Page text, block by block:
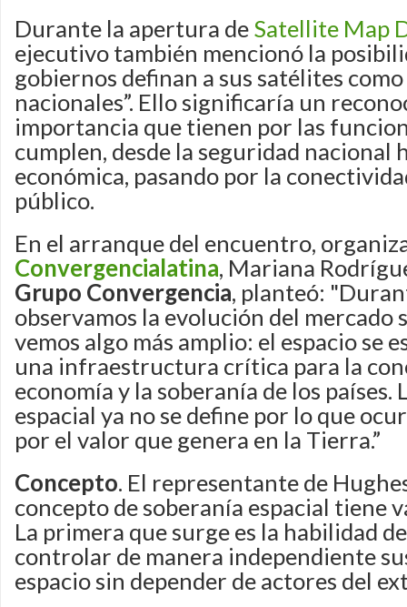
Durante la apertura de Satellite Map
ejecutivo también mencionó la
gobiernos definan a sus satélites
nacionales”. Ello significaría un
importancia que tienen por las
cumplen, desde la seguridad nacional
económica, pasando por la
público.
En el arranque del encuentro,
Convergencialatina, Mariana
Grupo Convergencia, planteó:
observamos la evolución del mercado
vemos algo más amplio: el espacio se
una infraestructura crítica para la
economía y la soberanía de los países.
espacial ya no se define por lo que
por el valor que genera en la Tierra.”
Concepto. El representante de
concepto de soberanía espacial tiene
La primera que surge es la habilidad
controlar de manera independiente
espacio sin depender de actores del